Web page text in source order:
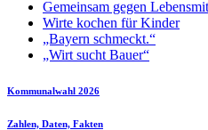
Gemeinsam gegen
Wirte kochen für Kinder
„Bayern schmeckt.“
„Wirt sucht Bauer“
Kommunalwahl 2026
Zahlen, Daten, Fakten